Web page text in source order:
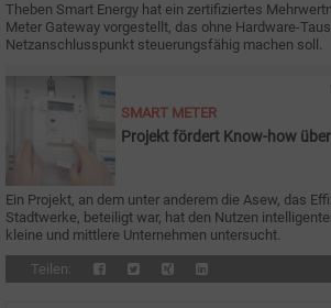
Theben Smart Energy hat ein zertifiziertes
Meter Gateway vorgestellt, das ohne Hardware-
Netzanschlusspunkt steuerungsfähig machen soll.
SMART METER
Projekt fördert Know-how
Ein Projekt, an dem unter anderem die Asew, das
Stadtwerke, beteiligt war, hat den Nutzen
kleine und mittlere Unternehmen untersucht.
Teilen: